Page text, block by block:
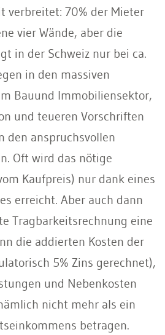
verbreitet: 70% der Mieter
vier Wände, aber die
in der Schweiz nur bei ca.
in den massiven
Bauund Immobiliensektor,
und teueren Vorschriften
den anspruchsvollen
Oft wird das nötige
Kaufpreis) nur dank eines
erreicht. Aber auch dann
Tragbarkeitsrechnung eine
die addierten Kosten der
5% Zins gerechnet),
und Nebenkosten
nicht mehr als ein
betragen.